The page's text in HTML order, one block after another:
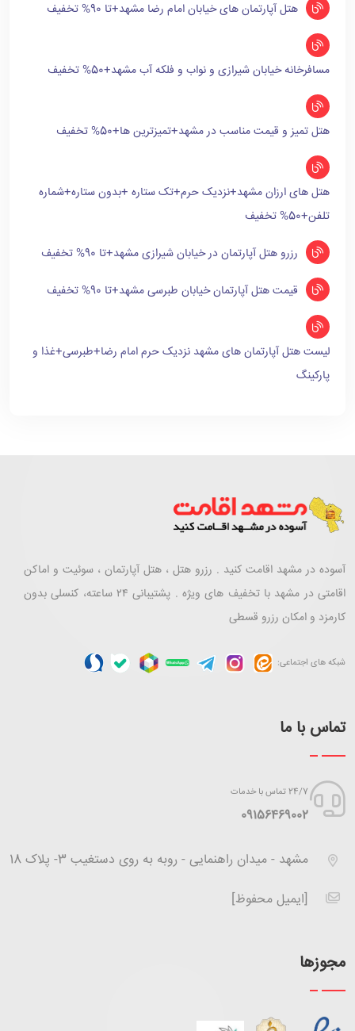
هتل آپارتمان های خیابان امام رضا مشهد+تا 90% تخفیف
مسافرخانه خیابان شیرازی و نواب و فلکه آب مشهد+50% تخفیف
هتل تمیز و قیمت مناسب در مشهد+تمیزترین ها+50% تخفیف
هتل های ارزان مشهد+نزدیک حرم+تک ستاره +بدون ستاره+شماره
تلفن+50% تخفیف
رزرو هتل آپارتمان در خیابان شیرازی مشهد+تا 90% تخفیف
قیمت هتل آپارتمان خیابان طبرسی مشهد+تا 90% تخفیف
لیست هتل آپارتمان های مشهد نزدیک حرم امام رضا+طبرسی+غذا و
پارکینگ
آسوده در مشهد اقامت کنید . رزرو هتل ، هتل آپارتمان ، سوئیت و اماکن
اقامتی در مشهد با تخفیف های ویژه . پشتیبانی ۲۴ ساعته، کنسلی بدون
کارمزد و امکان رزرو قسطی
شبکه های اجتماعی:
تماس با ما
24/7 تماس با خدمات
‪09156469002
مشهد - میدان راهنمایی - روبه به روی دستغیب 3- پلاک 18
[ایمیل محفوظ]
مجوزها